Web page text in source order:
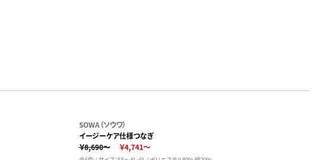
SOWA（ソウワ）
イージーケア仕様つなぎ
￥8,690～
￥4,741～